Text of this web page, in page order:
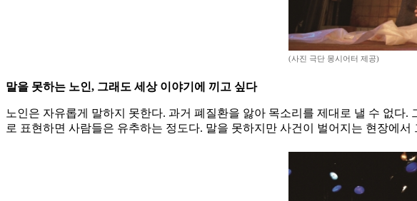
(사진 극단 몽시어터 제공)
말을 못하는 노인, 그래도 세상 이야기에 끼고 싶다
노인은 자유롭게 말하지 못한다. 과거 폐질환을 앓아 목소리를 제대로 낼 수 없
로 표현하면 사람들은 유추하는 정도다. 말을 못하지만 사건이 벌어지는 현장에